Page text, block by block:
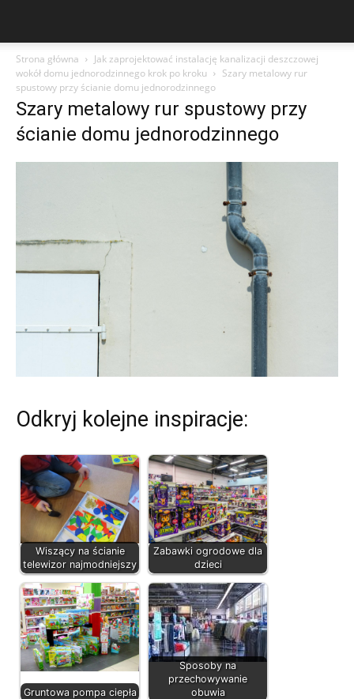
Strona główna
Jak zaprojektować instalację kanalizacji deszczowej
wokół domu jednorodzinnego krok po kroku
Szary metalowy rur
spustowy przy ścianie domu jednorodzinnego
Szary metalowy rur spustowy przy
ścianie domu jednorodzinnego
Odkryj kolejne inspiracje:
Wiszący na ścianie
telewizor najmodniejszy
Zabawki ogrodowe dla
dzieci
Gruntowa pompa ciepła
Sposoby na
przechowywanie
obuwia